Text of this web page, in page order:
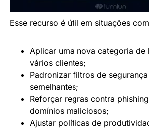
Esse recurso é útil em situações
Aplicar uma nova categoria de
vários clientes;
Padronizar filtros de
semelhantes;
Reforçar regras contra
domínios maliciosos;
Ajustar políticas de